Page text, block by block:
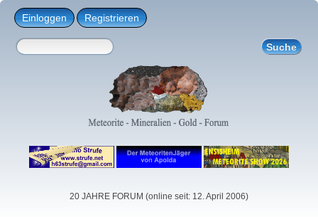
Einloggen Registrieren
20 JAHRE FORUM (online seit: 12. April 2006)